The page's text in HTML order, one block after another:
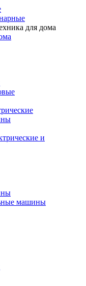
для дома
и
машины